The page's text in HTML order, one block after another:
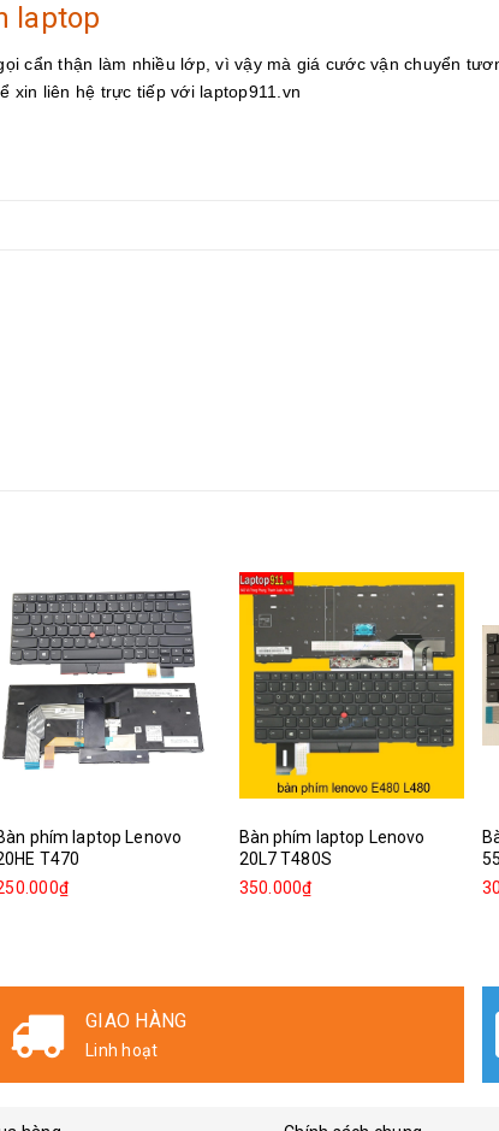
laptop
cẩn thận làm nhiều lớp, vì vậy mà giá cước vận chuyển
xin liên hệ trực tiếp với laptop911.vn
phím laptop Lenovo
T470
Bàn phím laptop Lenovo
20L7 T480S
350.000₫
GIAO HÀNG
Linh hoạt